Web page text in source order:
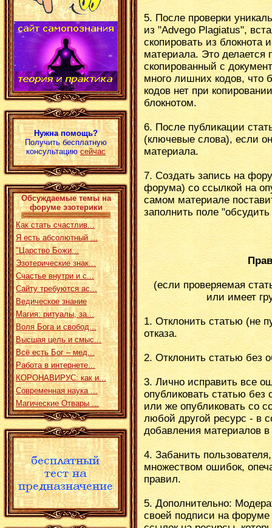
Нужна помощь?
Получить бесплатную
консультациюсейчас
Обсуждаемые темы на
форуме эзотерики
Как стать счастлив...
Я есть абсолютный ...
"Царство Божи...
Эзотерические знак...
Счастье внутри и с...
Сайту требуются ас...
Ведическое знание
Магия: ритуалы, за...
Воля Бога и свобод...
Высшая цель и смыс...
Всё есть Бог – мед...
Работа в интернете...
КОРОНАВИРУС: как и...
Современная наука ...
Магические Отвары ...
5. После проверки
из "Advego Plagiatus",
скопировать из блокнота
материала. Это делается
скопированный с
много лишних кодов, что
кодов нет при
блокнотом.
6. После публикации
(ключевые слова), если
материала.
7. Создать запись на
форума) со ссылкой на
самом материале
заполнить поле
(если проверяемая
или имеет
1. Отклонить статью (не
отказа.
2. Отклонить статью без
3. Лично исправить все
опубликовать статью без
или же опубликовать со
любой другой ресурс - в
добавления материалов в
4. Забанить
множеством ошибок,
правил.
5. Дополнительно:
своей подписи на